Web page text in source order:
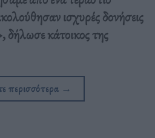
ισχυρές δονήσεις
δήλωσε κάτοικος της
περισσότερα →